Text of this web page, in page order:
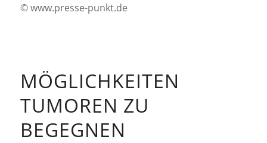
© www.presse-punkt.de
MÖGLICHKEITEN
TUMOREN ZU
BEGEGNEN